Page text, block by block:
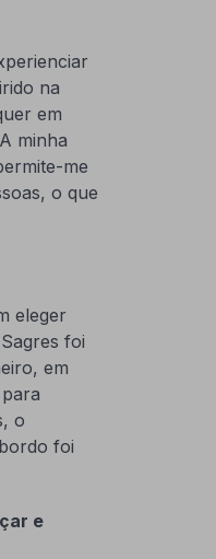
na
em
minha
me
o que
eleger
foi
em
o
foi
e